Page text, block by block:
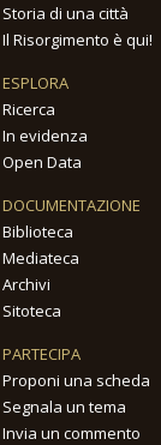
Storia di una città
Il Risorgimento è qui!
ESPLORA
Ricerca
In evidenza
Open Data
DOCUMENTAZIONE
Biblioteca
Mediateca
Archivi
Sitoteca
PARTECIPA
Proponi una scheda
Segnala un tema
Invia un commento